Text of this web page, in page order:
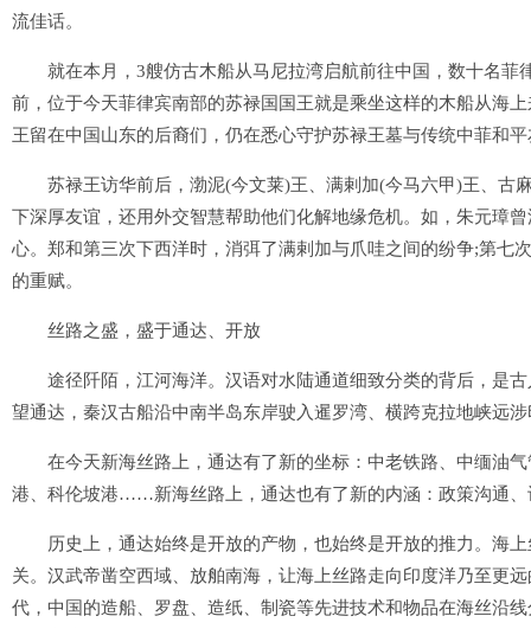
流佳话。
就在本月，3艘仿古木船从马尼拉湾启航前往中国，数十名菲
前，位于今天菲律宾南部的苏禄国国王就是乘坐这样的木船从海
王留在中国山东的后裔们，仍在悉心守护苏禄王墓与传统中菲和
苏禄王访华前后，渤泥(今文莱)王、满剌加(今马六甲)王、古
下深厚友谊，还用外交智慧帮助他们化解地缘危机。如，朱元璋
心。郑和第三次下西洋时，消弭了满剌加与爪哇之间的纷争;第七
的重赋。
丝路之盛，盛于通达、开放
途径阡陌，江河海洋。汉语对水陆通道细致分类的背后，是古
望通达，秦汉古船沿中南半岛东岸驶入暹罗湾、横跨克拉地峡远
在今天新海丝路上，通达有了新的坐标：中老铁路、中缅油气
港、科伦坡港……新海丝路上，通达也有了新的内涵：政策沟通
历史上，通达始终是开放的产物，也始终是开放的推力。海上
关。汉武帝凿空西域、放舶南海，让海上丝路走向印度洋乃至更
代，中国的造船、罗盘、造纸、制瓷等先进技术和物品在海丝沿